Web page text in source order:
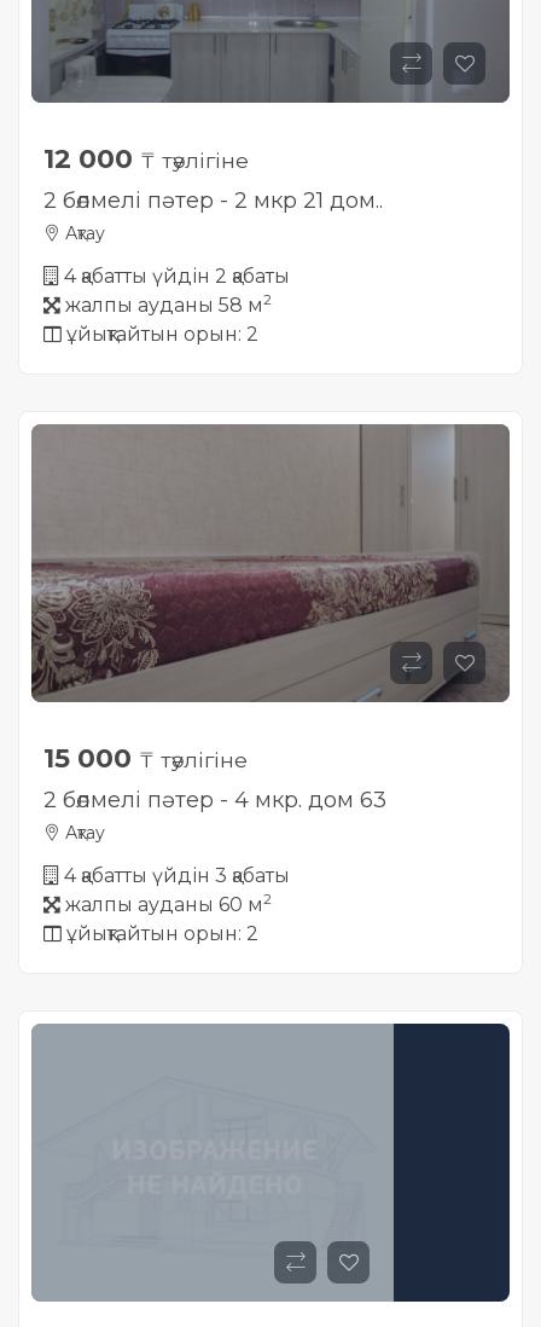
12 000 ₸ тәулігіне
2 бөлмелі пәтер - 2 мкр 21 дом..
Ақтау
4 қабатты үйдін 2 қабаты
жалпы ауданы 58 м2
ұйықтайтын орын: 2
15 000 ₸ тәулігіне
2 бөлмелі пәтер - 4 мкр. дом 63
Ақтау
4 қабатты үйдін 3 қабаты
жалпы ауданы 60 м2
ұйықтайтын орын: 2